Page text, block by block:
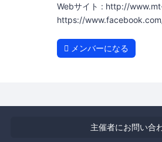
Webサイト : http://
https://
メンバーになる
主催者にお問い合